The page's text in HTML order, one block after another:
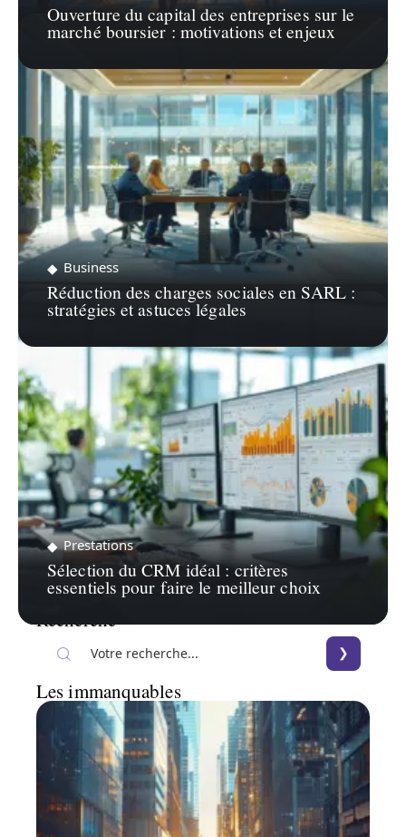
Ouverture du capital des entreprises sur le
marché boursier : motivations et enjeux
Business
Réduction des charges sociales en SARL :
stratégies et astuces légales
Prestations
Sélection du CRM idéal : critères
essentiels pour faire le meilleur choix
Recherche
Les immanquables